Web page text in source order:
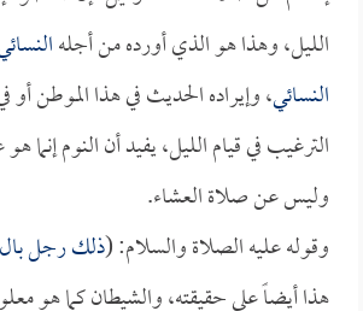
الليل، وهذا هو الذي أورده من أجله
النسائي، وإيراده الحديث في هذا الموطن أو
الترغيب في قيام الليل، يفيد أن النوم إنما
وليس عن صلاة العشاء.
وقوله عليه الصلاة والسلام: (ذلك رجل بال
هذا أيضاً على حقيقته، والشيطان كما هو